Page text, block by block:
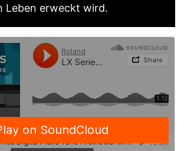
Leben erweckt wird.